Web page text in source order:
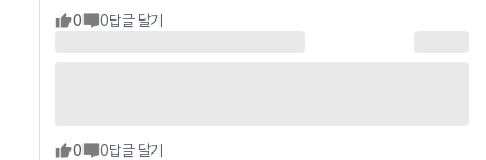
0 0답글 달기
0 0답글 달기